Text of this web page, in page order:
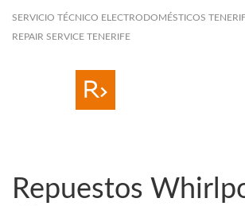
SERVICIO TÉCNICO ELECTRODOMÉSTICOS
REPAIR SERVICE TENERIFE
Repuestos